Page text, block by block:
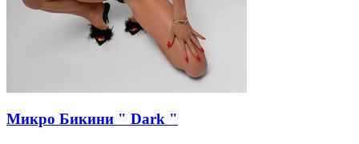
Микро Бикини " Dark "